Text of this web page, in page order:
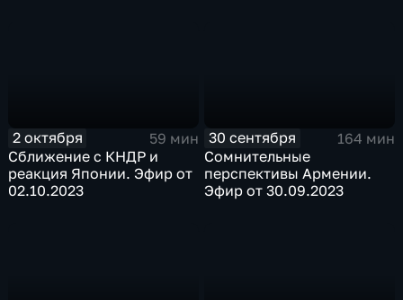
2 октября
59 мин
Сближение с КНДР и
реакция Японии. Эфир от
02.10.2023
30 сентября
164 мин
Сомнительные
перспективы Армении.
Эфир от 30.09.2023